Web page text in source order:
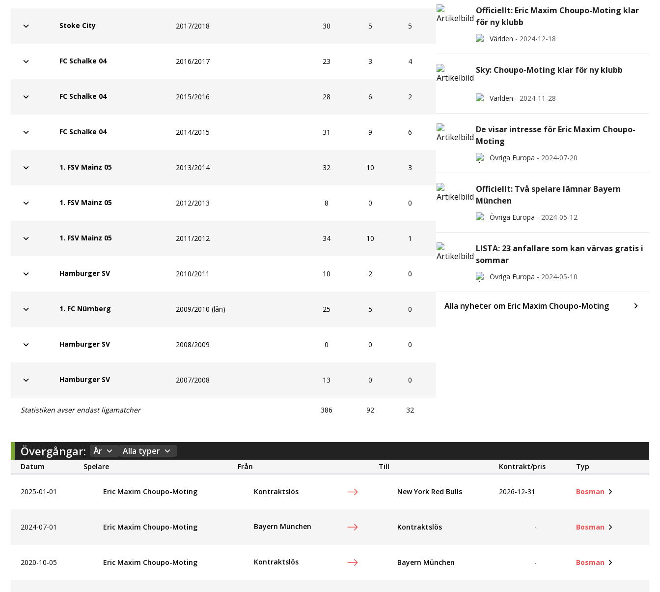
Stoke City 2017/2018 30 5 5
FC Schalke 04 2016/2017 23 3 4
FC Schalke 04 2015/2016 28 6 2
FC Schalke 04 2014/2015 31 9 6
1. FSV Mainz 05 2013/2014 32 10 3
1. FSV Mainz 05 2012/2013 8 0 0
1. FSV Mainz 05 2011/2012 34 10 1
Hamburger SV 2010/2011 10 2 0
1. FC Nürnberg 2009/2010 (lån) 25 5 0
Hamburger SV 2008/2009 0 0 0
Hamburger SV 2007/2008 13 0 0
Statistiken avser endast ligamatcher 386 92 32
Officiellt: Eric Maxim Choupo-Moting klar
för ny klubb
Världen - 2024-12-18
Sky: Choupo-Moting klar för ny klubb
Världen - 2024-11-28
De visar intresse för Eric Maxim Choupo-
Moting
Övriga Europa - 2024-07-20
Officiellt: Två spelare lämnar Bayern
München
Övriga Europa - 2024-05-12
LISTA: 23 anfallare som kan värvas gratis i
sommar
Övriga Europa - 2024-05-10
Alla nyheter om Eric Maxim Choupo-Moting
Övergångar: År Alla typer
Datum Spelare Från Till Kontrakt/pris Typ
2025-01-01 Eric Maxim Choupo-Moting Kontraktslös New York Red Bulls 2026-12-31 Bosman
2024-07-01 Eric Maxim Choupo-Moting Bayern München Kontraktslös - Bosman
2020-10-05 Eric Maxim Choupo-Moting Kontraktslös Bayern München - Bosman